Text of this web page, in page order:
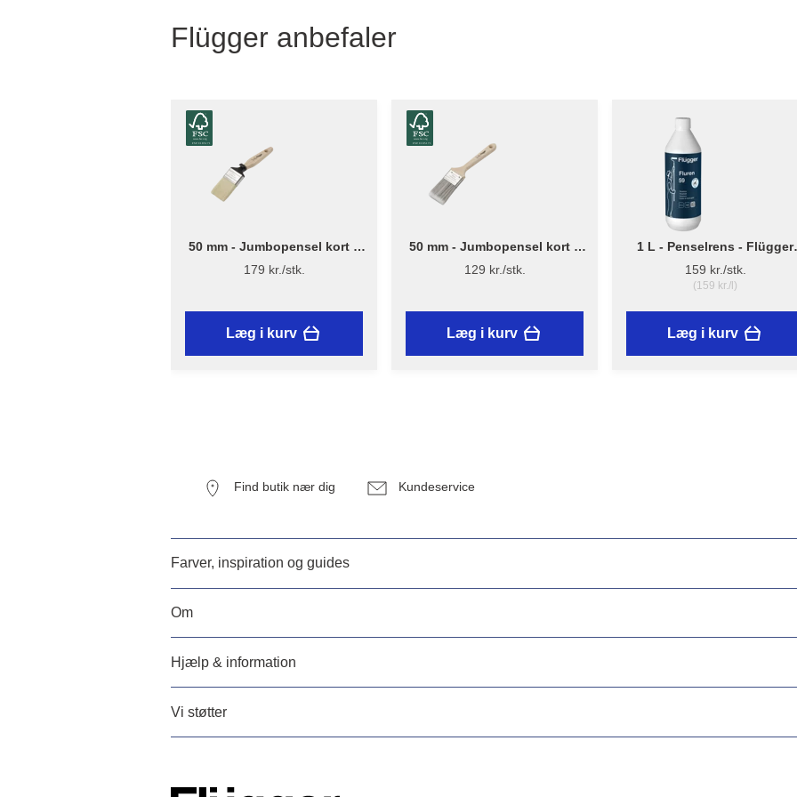
Flügger anbefaler
50 mm - Jumbopensel kort –
Flügger Excellence Series
179 kr./stk.
Læg i kurv
50 mm - Jumbopensel kort –
Flügger Pro Series
129 kr./stk.
Læg i kurv
1 L - Penselrens - Flügger
Fluren 59
159 kr./stk.
(159 kr./l)
Læg i kurv
Find butik nær dig Kundeservice
Farver, inspiration og guides
Om
Hjælp & information
Vi støtter